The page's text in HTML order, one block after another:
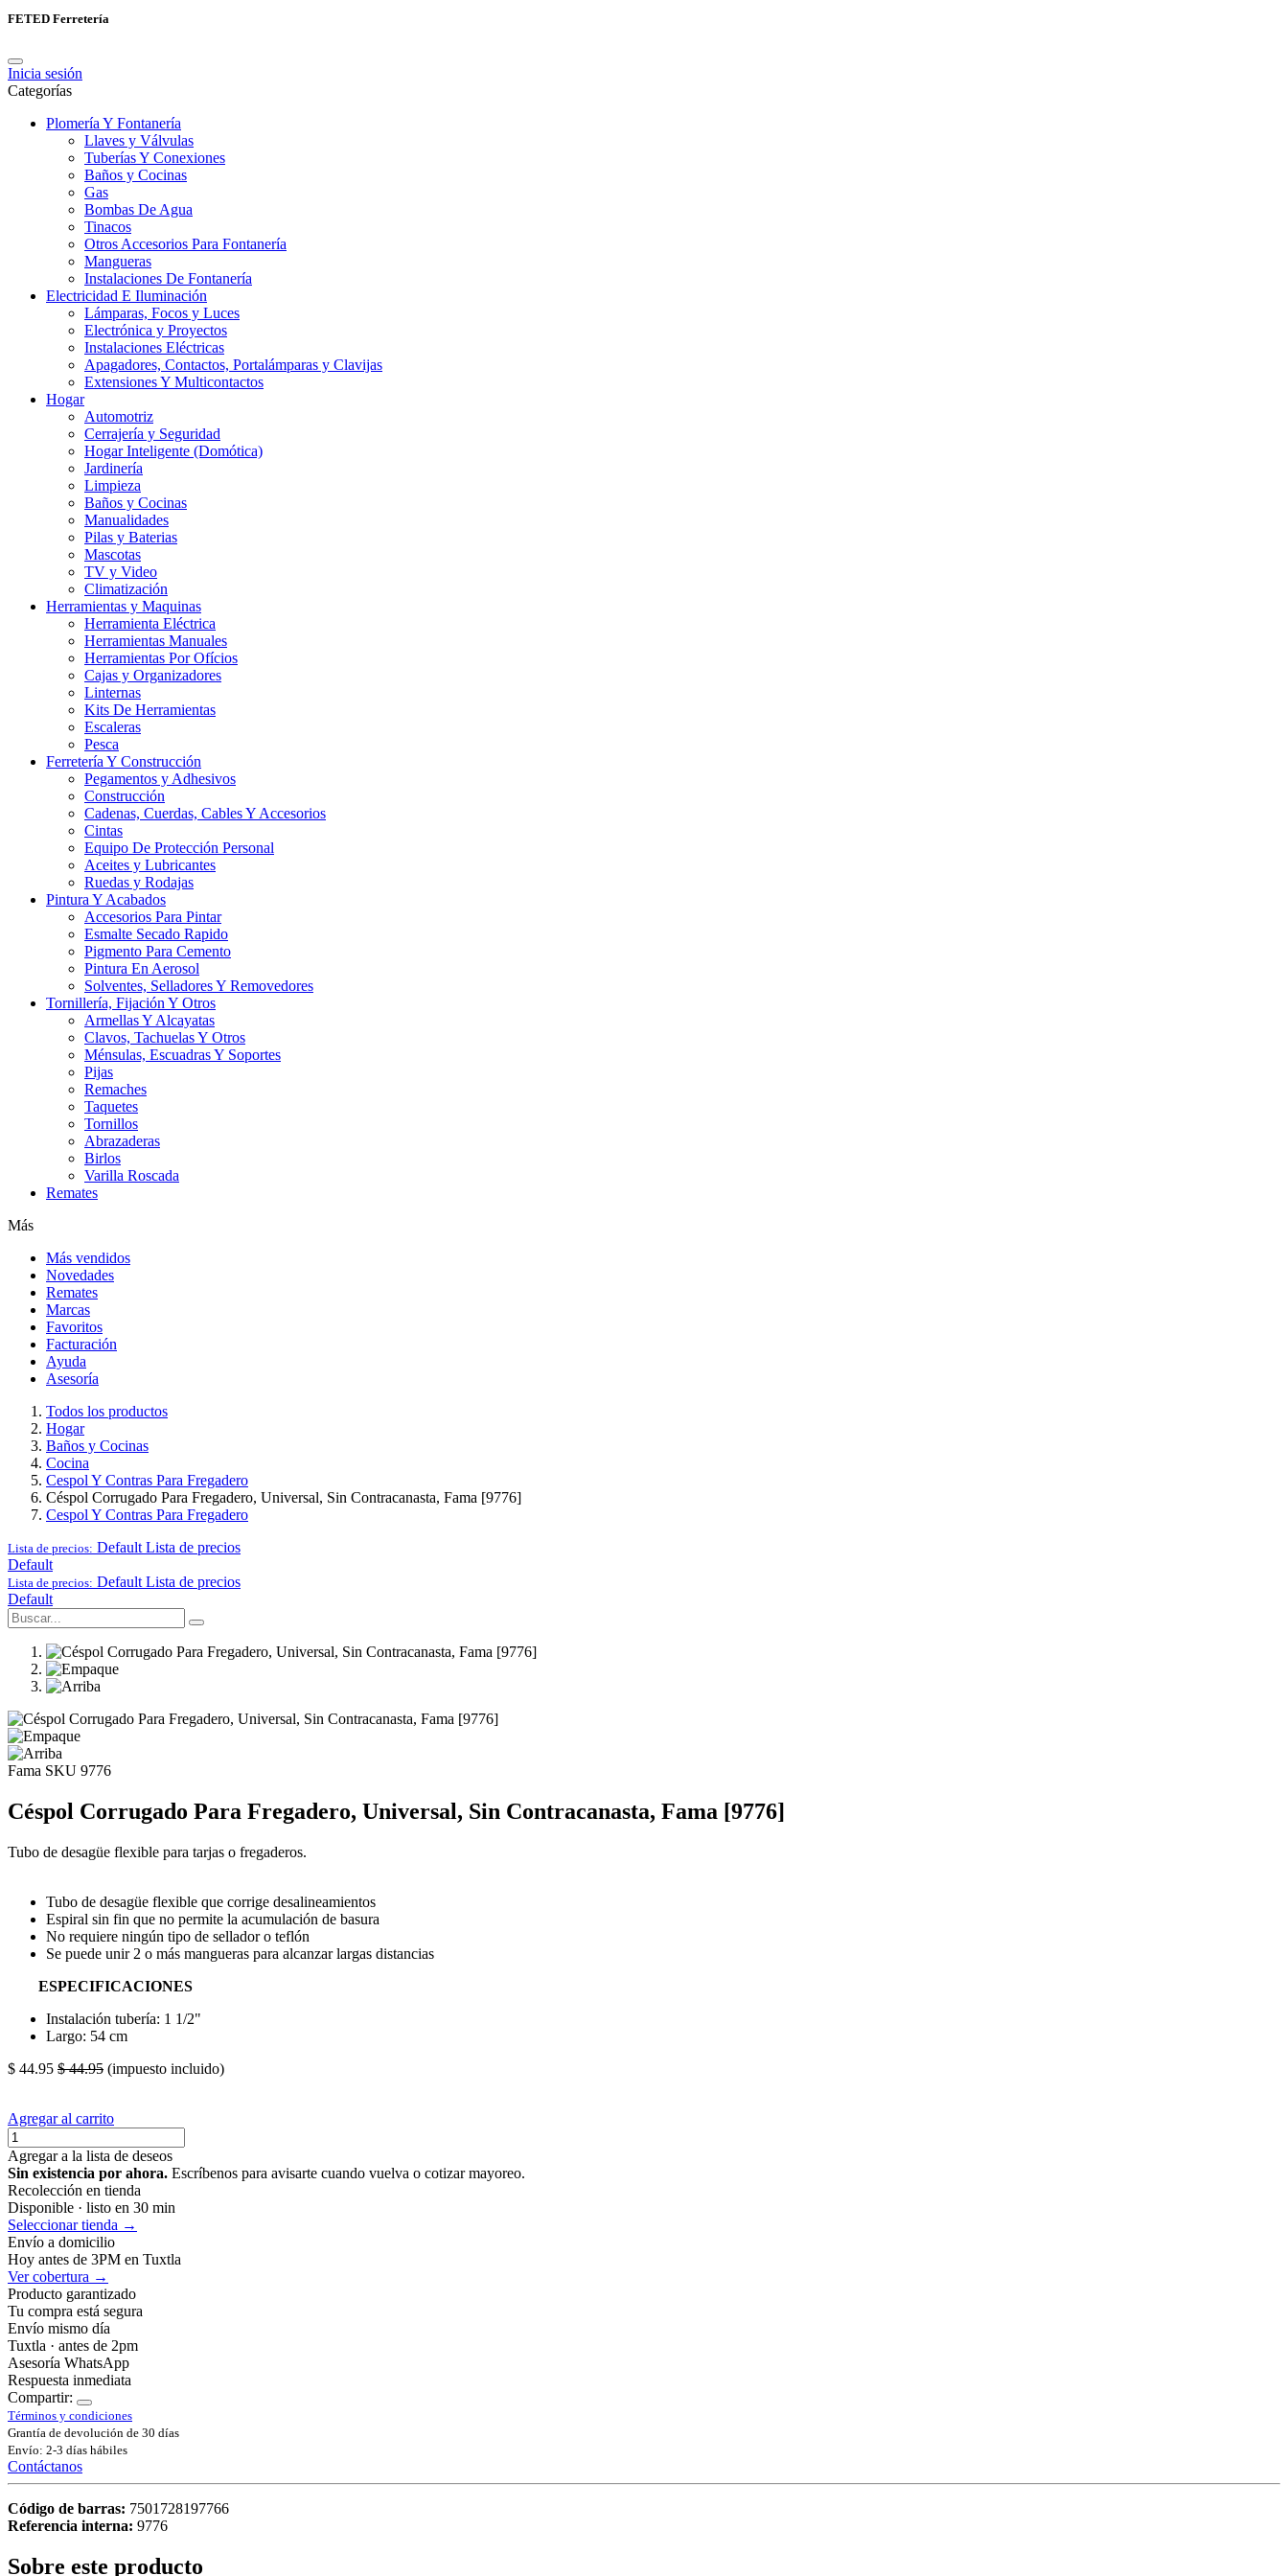
FETED Ferretería
Inicia sesión
Categorías
Plomería Y Fontanería
Llaves y Válvulas
Tuberías Y Conexiones
Baños y Cocinas
Gas
Bombas De Agua
Tinacos
Otros Accesorios Para Fontanería
Mangueras
Instalaciones De Fontanería
Electricidad E Iluminación
Lámparas, Focos y Luces
Electrónica y Proyectos
Instalaciones Eléctricas
Apagadores, Contactos, Portalámparas y Clavijas
Extensiones Y Multicontactos
Hogar
Automotriz
Cerrajería y Seguridad
Hogar Inteligente (Domótica)
Jardinería
Limpieza
Baños y Cocinas
Manualidades
Pilas y Baterias
Mascotas
TV y Video
Climatización
Herramientas y Maquinas
Herramienta Eléctrica
Herramientas Manuales
Herramientas Por Ofícios
Cajas y Organizadores
Linternas
Kits De Herramientas
Escaleras
Pesca
Ferretería Y Construcción
Pegamentos y Adhesivos
Construcción
Cadenas, Cuerdas, Cables Y Accesorios
Cintas
Equipo De Protección Personal
Aceites y Lubricantes
Ruedas y Rodajas
Pintura Y Acabados
Accesorios Para Pintar
Esmalte Secado Rapido
Pigmento Para Cemento
Pintura En Aerosol
Solventes, Selladores Y Removedores
Tornillería, Fijación Y Otros
Armellas Y Alcayatas
Clavos, Tachuelas Y Otros
Ménsulas, Escuadras Y Soportes
Pijas
Remaches
Taquetes
Tornillos
Abrazaderas
Birlos
Varilla Roscada
Remates
Más
Más vendidos
Novedades
Remates
Marcas
Favoritos
Facturación
Ayuda
Asesoría
Todos los productos
Hogar
Baños y Cocinas
Cocina
Cespol Y Contras Para Fregadero
Céspol Corrugado Para Fregadero, Universal, Sin Contracanasta, Fama [9776]
Cespol Y Contras Para Fregadero
Lista de precios: Default Lista de precios
Default
Lista de precios: Default Lista de precios
Default
Fama SKU 9776
Céspol Corrugado Para Fregadero, Universal, Sin Contracanasta, Fama [9776]
Tubo de desagüe flexible para tarjas o fregaderos.
Tubo de desagüe flexible que corrige desalineamientos
Espiral sin fin que no permite la acumulación de basura
No requiere ningún tipo de sellador o teflón
Se puede unir 2 o más mangueras para alcanzar largas distancias
ESPECIFICACIONES
Instalación tubería: 1 1/2"
Largo: 54 cm
$ 44.95 $44.95 (impuesto incluido)
Agregar al carrito
Agregar a la lista de deseos
Sin existencia por ahora. Escríbenos para avisarte cuando vuelva o cotizar mayoreo.
Recolección en tienda
Disponible · listo en 30 min
Seleccionar tienda →
Envío a domicilio
Hoy antes de 3PM en Tuxtla
Ver cobertura →
Producto garantizado
Tu compra está segura
Envío mismo día
Tuxtla · antes de 2pm
Asesoría WhatsApp
Respuesta inmediata
Compartir:
Términos y condiciones
Grantía de devolución de 30 días
Envío: 2-3 días hábiles
Contáctanos
Código de barras: 7501728197766
Referencia interna: 9776
Sobre este producto